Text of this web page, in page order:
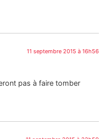
11 septembre 2015 à 16h56
pas à faire tomber